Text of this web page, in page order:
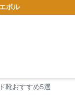
ボル
靴おすすめ5選